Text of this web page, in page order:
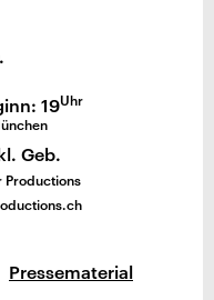
19Uhr
Geb.
Productions
Pressematerial